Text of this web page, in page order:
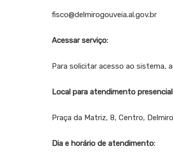
fisco@delmirogouveia.al.gov.br
Acessar serviço:
Para solicitar acesso ao sistema,
Local para atendimento
Praça da Matriz, 8, Centro,
Dia e horário de atendimento: